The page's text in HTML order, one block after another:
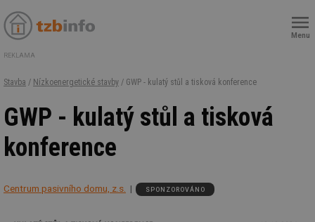
Menu
REKLAMA
Stavba / Nízkoenergetické stavby / GWP - kulatý stůl a tisková konference
GWP - kulatý stůl a tisková
konference
Centrum pasivního domu, z.s. SPONZOROVÁNO